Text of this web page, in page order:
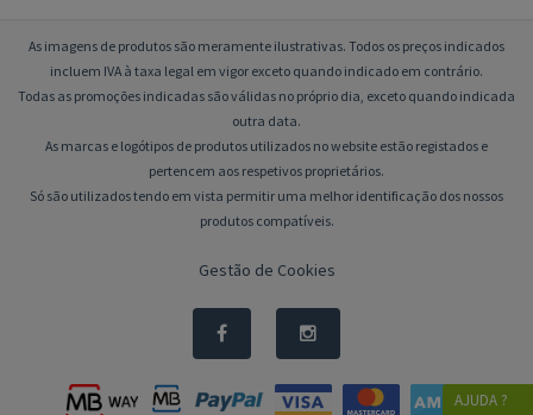
As imagens de produtos são meramente ilustrativas. Todos os preços indicados
incluem IVA à taxa legal em vigor exceto quando indicado em contrário.
Todas as promoções indicadas são válidas no próprio dia, exceto quando indicada
outra data.
As marcas e logótipos de produtos utilizados no website estão registados e
pertencem aos respetivos proprietários.
Só são utilizados tendo em vista permitir uma melhor identificação dos nossos
produtos compatíveis.
Gestão de Cookies
AJUDA ?